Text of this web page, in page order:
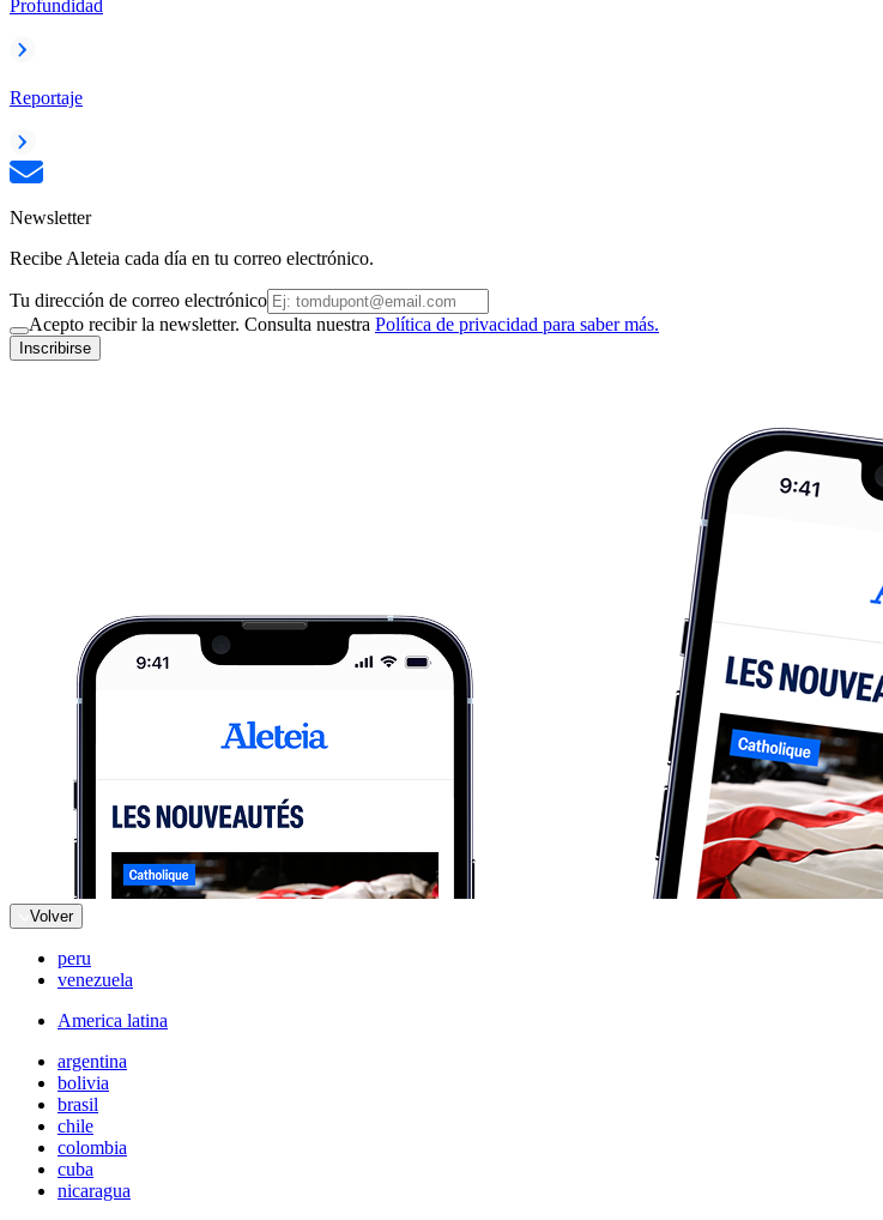
Profundidad
Reportaje
Newsletter
Recibe Aleteia cada día en tu correo electrónico.
Tu dirección de correo electrónico
Acepto recibir la newsletter. Consulta nuestra Política de privacidad para saber más.
Inscribirse
Volver
peru
venezuela
America latina
argentina
bolivia
brasil
chile
colombia
cuba
nicaragua